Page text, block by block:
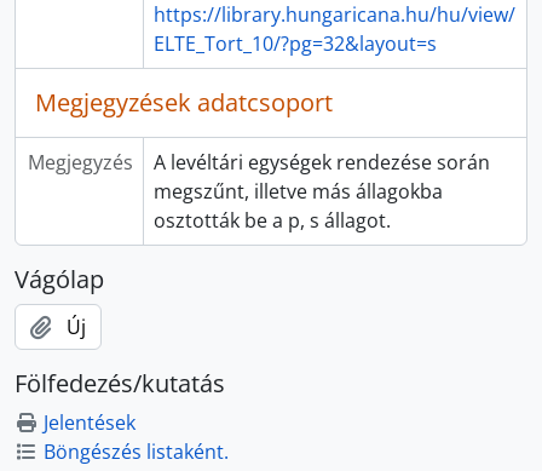
https://library.hungaricana.hu/hu/view/
ELTE_Tort_10/?pg=32&layout=s
Megjegyzések adatcsoport
Megjegyzés
A levéltári egységek rendezése során
megszűnt, illetve más állagokba
osztották be a p, s állagot.
Vágólap
Új
Fölfedezés/kutatás
Jelentések
Böngészés listaként.